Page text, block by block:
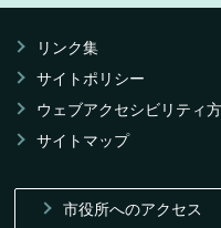
リンク集
サイトポリシー
ウェブアクセシビリティ
サイトマップ
市役所へのアクセス